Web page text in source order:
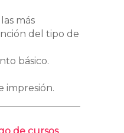
más
del tipo de
básico.
impresión.